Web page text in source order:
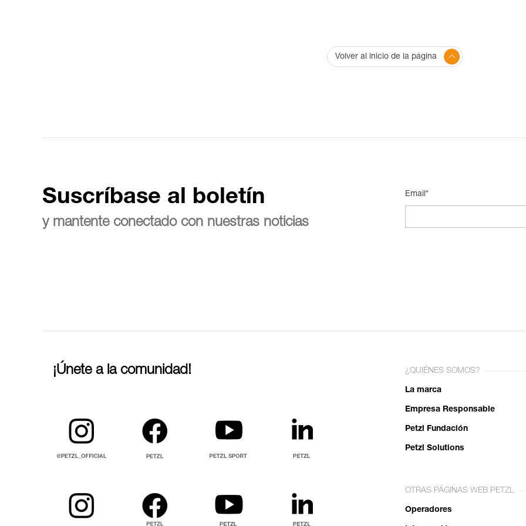
Volver al inicio de la página
Suscríbase al boletín
y mantente conectado con nuestras noticias
Email*
¡Únete a la comunidad! ¿QUIÉNES SOMOS?
La marca
Empresa Responsable
Petzl Fundación
Petzl Solutions
OTRAS PÁGINAS WEB PETZL
Operadores